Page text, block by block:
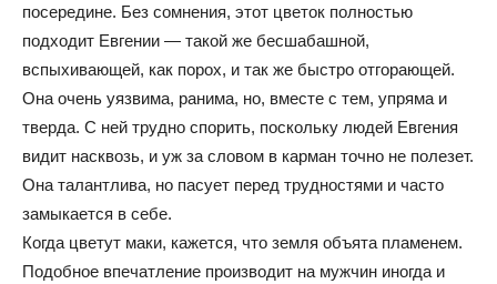
посередине. Без сомнения, этот цветок полностью
подходит Евгении — такой же бесшабашной,
вспыхивающей, как порох, и так же быстро отгорающей.
Она очень уязвима, ранима, но, вместе с тем, упряма и
тверда. С ней трудно спорить, поскольку людей Евгения
видит насквозь, и уж за словом в карман точно не полезет.
Она талантлива, но пасует перед трудностями и часто
замыкается в себе.
Когда цветут маки, кажется, что земля объята пламенем.
Подобное впечатление производит на мужчин иногда и